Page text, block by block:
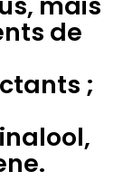
de
;